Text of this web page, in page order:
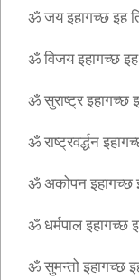
ॐ जय इहागच्छ इह
ॐ विजय इहागच्छ इह
ॐ सुराष्ट्र इहागच्छ
ॐ राष्ट्रवर्द्धन
ॐ अकोपन इहागच्छ
ॐ धर्मपाल इहागच्छ
ॐ सुमन्तो इहागच्छ